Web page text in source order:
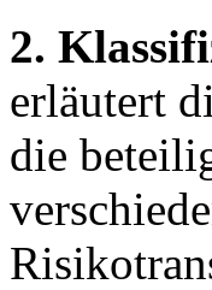
2.
erläutert
die